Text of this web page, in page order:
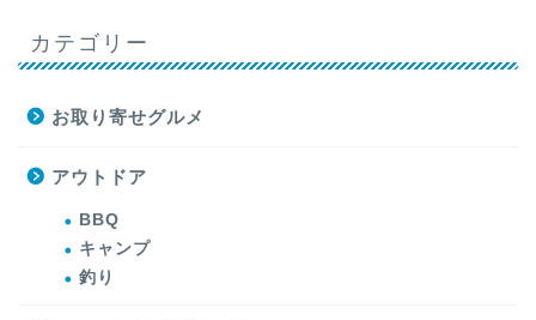
カテゴリー
お取り寄せグルメ
アウトドア
BBQ
キャンプ
釣り